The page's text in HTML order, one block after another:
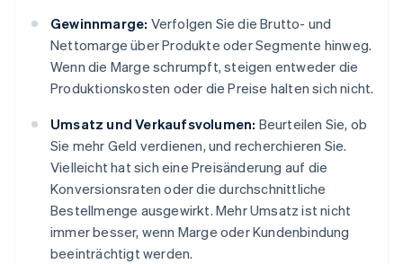
Gewinnmarge: Verfolgen Sie die Brutto- und
Nettomarge über Produkte oder Segmente hinweg.
Wenn die Marge schrumpft, steigen entweder die
Produktionskosten oder die Preise halten sich nicht.
Umsatz und Verkaufsvolumen: Beurteilen Sie, ob
Sie mehr Geld verdienen, und recherchieren Sie.
Vielleicht hat sich eine Preisänderung auf die
Konversionsraten oder die durchschnittliche
Bestellmenge ausgewirkt. Mehr Umsatz ist nicht
immer besser, wenn Marge oder Kundenbindung
beeinträchtigt werden.